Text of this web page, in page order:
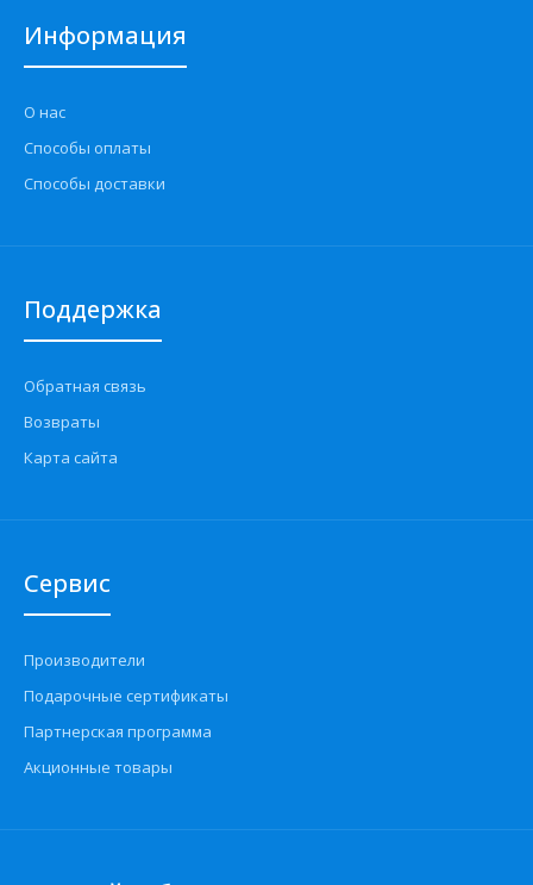
Информация
О нас
Способы оплаты
Способы доставки
Поддержка
Обратная связь
Возвраты
Карта сайта
Сервис
Производители
Подарочные сертификаты
Партнерская программа
Акционные товары